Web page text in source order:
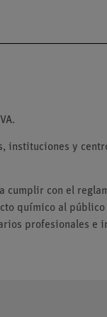
instituciones y
cumplir con el
químico al
profesionales e